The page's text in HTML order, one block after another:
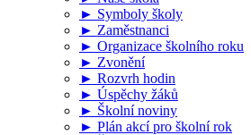
► Symboly školy
► Zaměstnanci
► Organizace školního roku
► Zvonění
► Rozvrh hodin
► Úspěchy žáků
► Školní noviny
► Plán akcí pro školní rok